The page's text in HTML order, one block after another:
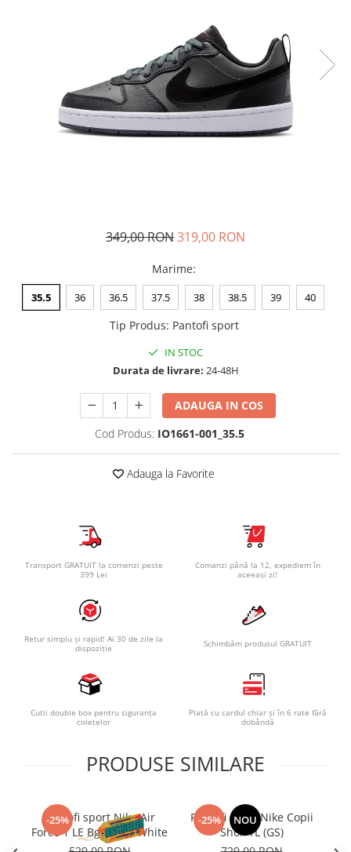
Pantaloni scurti Copii
Accesorii
Ingrijire incaltaminte
349,00 RON319,00 RON
Marime:
35.5 36 36.5 37.5 38 38.5 39 40
Tip Produs: Pantofi sport
IN STOC
Durata de livrare: 24-48H
ADAUGA IN COS
Cod Produs: IO1661-001_35.5
Adauga la Favorite
Transport GRATUIT la comenzi peste
399 Lei
Comanzi până la 12, expediem în
aceeași zi!
Retur simplu și rapid! Ai 30 de zile la
dispoziție
Schimbăm produsul GRATUIT
Cutii double box pentru siguranța
coletelor
Plată cu cardul chiar și în 6 rate fără
dobândă
PRODUSE SIMILARE
-25%
Pantofi sport Nike Air
Force 1 LE Bg Triple White
-25% NOU
Pantofi sport Nike Copii
Shox TL (GS)